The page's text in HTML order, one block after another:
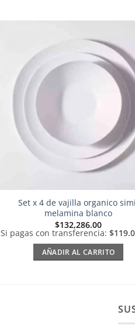
Set x 4 de vajilla organico
melamina blanco
$132,286.00
Si pagas con transferencia:
AÑADIR AL CARRITO